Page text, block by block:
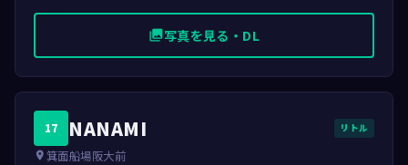
photo_library写真を見る・DL
17 NANAMI リトル
place 箕面船場阪大前